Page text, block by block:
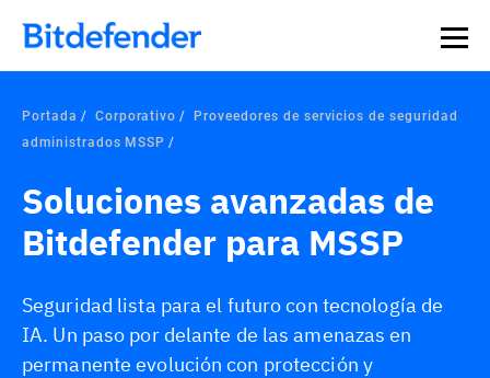
Portada Corporativo
Proveedores de servicios de seguridad
administrados MSSP
Soluciones avanzadas de
Bitdefender para MSSP
Seguridad lista para el futuro con tecnología de
IA. Un paso por delante de las amenazas en
permanente evolución con protección y